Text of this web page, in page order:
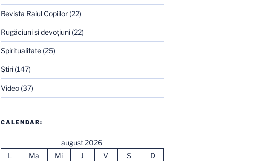
Revista Raiul Copiilor(22)
Rugăciuni şi devoţiuni(22)
Spiritualitate(25)
Ştiri(147)
Video(37)
CALENDAR:
august 2026
L
Ma Mi J V S
D